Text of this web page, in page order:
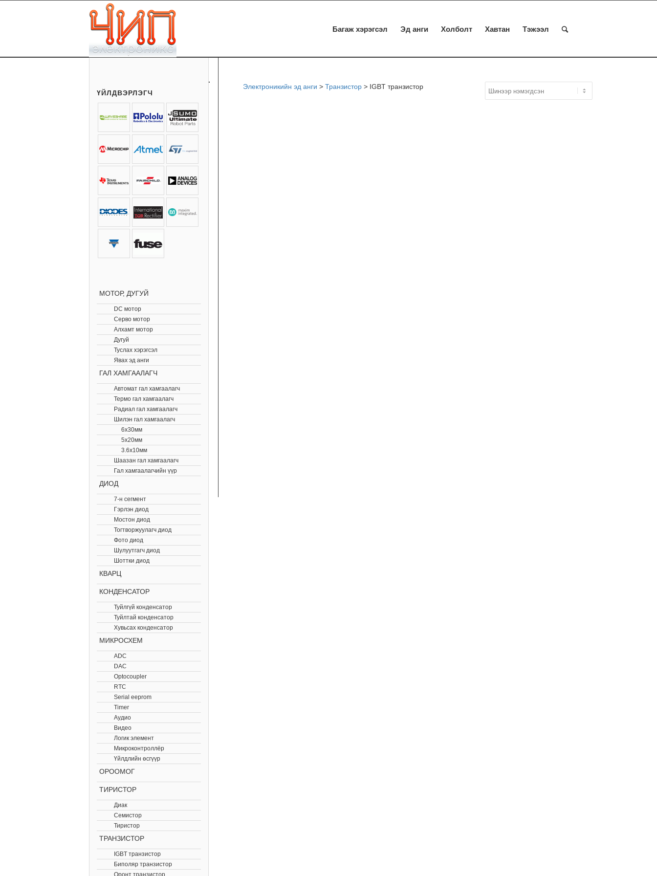
Багаж хэрэгсэл Эд анги Холболт Хавтан Тэжээл
Электроникийн эд анги > Транзистор> IGBT транзистор
ҮЙЛДВЭРЛЭГЧ
МОТОР, ДУГУЙ
DC мотор
Серво мотор
Алхамт мотор
Дугуй
Туслах хэрэгсэл
Явах эд анги
ГАЛ ХАМГААЛАГЧ
Автомат гал хамгаалагч
Термо гал хамгаалагч
Радиал гал хамгаалагч
Шилэн гал хамгаалагч
6х30мм
5х20мм
3.6x10мм
Шаазан гал хамгаалагч
Гал хамгаалагчийн үүр
ДИОД
7-н сегмент
Гэрлэн диод
Мостон диод
Тогтворжуулагч диод
Фото диод
Шулуутгагч диод
Шоттки диод
КВАРЦ
КОНДЕНСАТОР
Туйлгүй конденсатор
Туйлтай конденсатор
Хувьсах конденсатор
МИКРОСХЕМ
ADC
DAC
Optocoupler
RTC
Serial eeprom
Timer
Аудио
Видео
Логик элемент
Микроконтроллёр
Үйлдлийн өсгүүр
ОРООМОГ
ТИРИСТОР
Диак
Cемистор
Тиристор
ТРАНЗИСТОР
IGBT транзистор
Биполяр транзистор
Оронт транзистор